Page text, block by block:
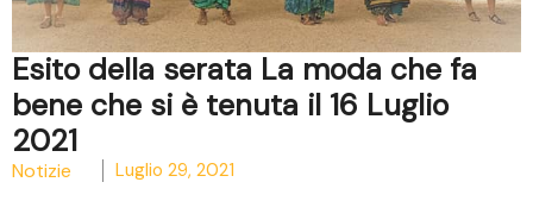
Esito della serata La moda che fa
bene che si è tenuta il 16 Luglio
2021
Notizie Luglio 29, 2021